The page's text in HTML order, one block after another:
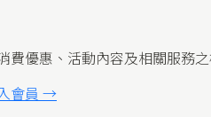
優惠、活動內容及相關服務之
會員 →